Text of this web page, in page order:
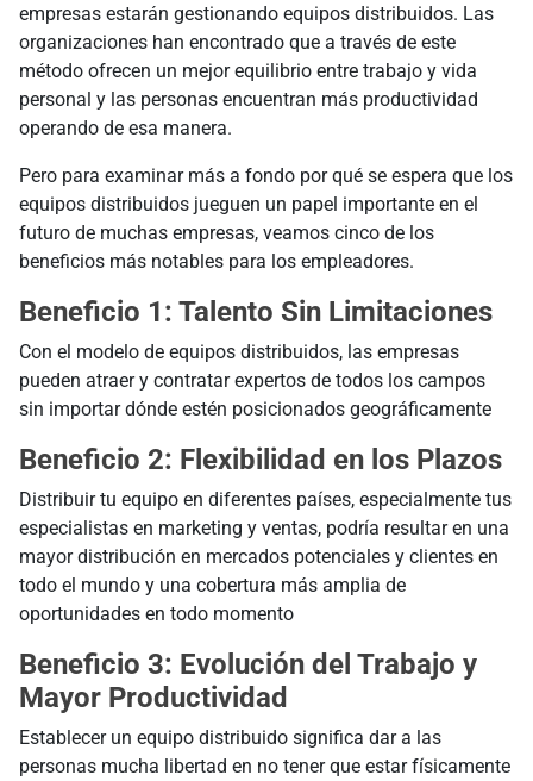
empresas estarán gestionando equipos distribuidos. Las
organizaciones han encontrado que a través de este
método ofrecen un mejor equilibrio entre trabajo y vida
personal y las personas encuentran más productividad
operando de esa manera.
Pero para examinar más a fondo por qué se espera que los
equipos distribuidos jueguen un papel importante en el
futuro de muchas empresas, veamos cinco de los
beneficios más notables para los empleadores.
Beneficio 1: Talento Sin Limitaciones
Con el modelo de equipos distribuidos, las empresas
pueden atraer y contratar expertos de todos los campos
sin importar dónde estén posicionados geográficamente
Beneficio 2: Flexibilidad en los Plazos
Distribuir tu equipo en diferentes países, especialmente tus
especialistas en marketing y ventas, podría resultar en una
mayor distribución en mercados potenciales y clientes en
todo el mundo y una cobertura más amplia de
oportunidades en todo momento
Beneficio 3: Evolución del Trabajo y
Mayor Productividad
Establecer un equipo distribuido significa dar a las
personas mucha libertad en no tener que estar físicamente